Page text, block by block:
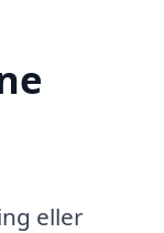
eller